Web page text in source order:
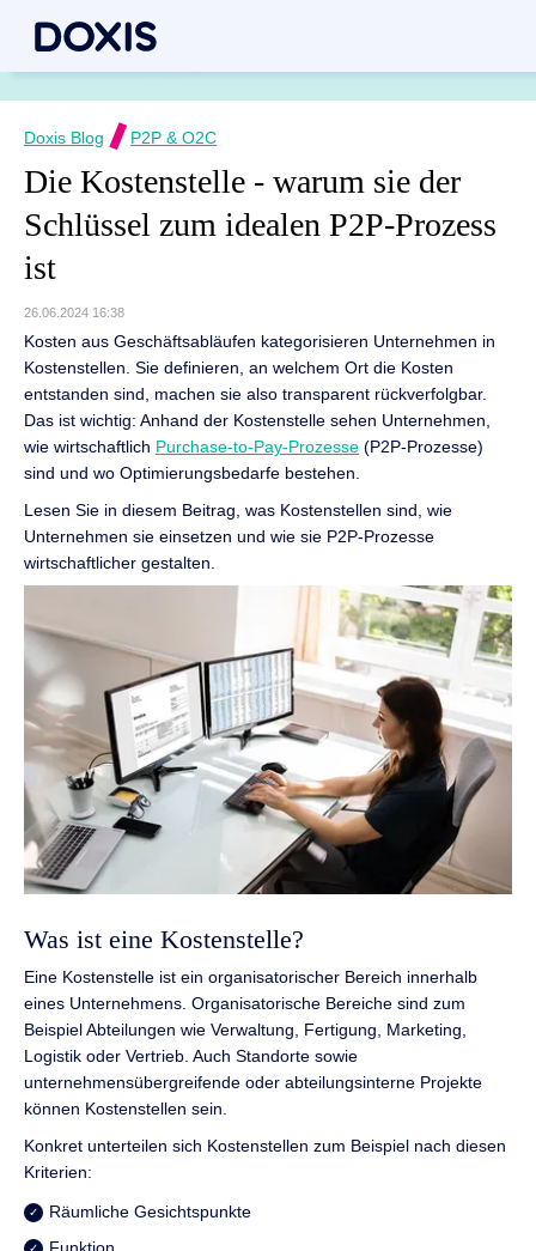
Doxis Blog P2P & O2C
Die Kostenstelle - warum sie der
Schlüssel zum idealen P2P-Prozess
ist
26.06.2024 16:38
Kosten aus Geschäftsabläufen kategorisieren Unternehmen in
Kostenstellen. Sie definieren, an welchem Ort die Kosten
entstanden sind, machen sie also transparent rückverfolgbar.
Das ist wichtig: Anhand der Kostenstelle sehen Unternehmen,
wie wirtschaftlich Purchase-to-Pay-Prozesse (P2P-Prozesse)
sind und wo Optimierungsbedarfe bestehen.
Lesen Sie in diesem Beitrag, was Kostenstellen sind, wie
Unternehmen sie einsetzen und wie sie P2P-Prozesse
wirtschaftlicher gestalten.
Was ist eine Kostenstelle?
Eine Kostenstelle ist ein organisatorischer Bereich innerhalb
eines Unternehmens. Organisatorische Bereiche sind zum
Beispiel Abteilungen wie Verwaltung, Fertigung, Marketing,
Logistik oder Vertrieb. Auch Standorte sowie
unternehmensübergreifende oder abteilungsinterne Projekte
können Kostenstellen sein.
Konkret unterteilen sich Kostenstellen zum Beispiel nach diesen
Kriterien:
Räumliche Gesichtspunkte